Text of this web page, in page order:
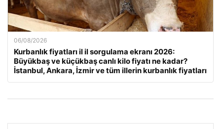
06/08/2026
Kurbanlık fiyatları il il sorgulama ekranı 2026:
Büyükbaş ve küçükbaş canlı kilo fiyatı ne kadar?
İstanbul, Ankara, İzmir ve tüm illerin kurbanlık fiyatları